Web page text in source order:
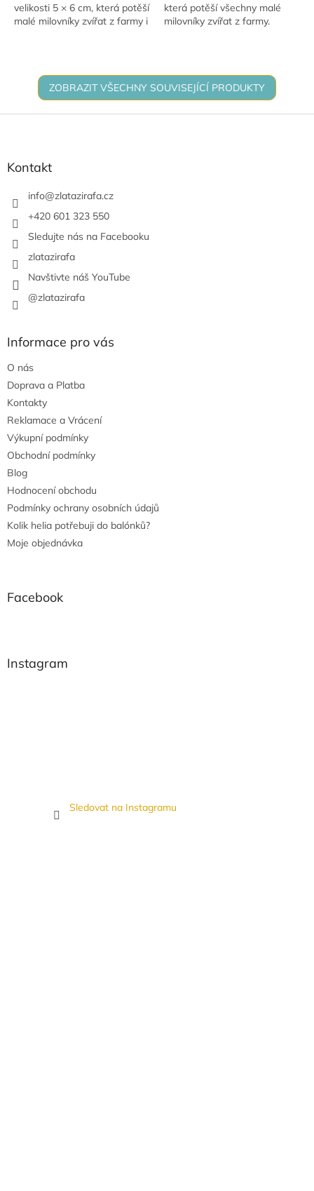
velikosti 5 × 6 cm, která potěší
malé milovníky zvířat z farmy i
která potěší všechny malé
milovníky zvířat z farmy.
ZOBRAZIT VŠECHNY SOUVISEJÍCÍ PRODUKTY
Z
Kontakt
info@zlatazirafa.cz
+420 601 323 550
Sledujte nás na Facebooku
zlatazirafa
Navštivte náš YouTube
@zlatazirafa
Informace pro vás
O nás
Doprava a Platba
Kontakty
Reklamace a Vrácení
Výkupní podmínky
Obchodní podmínky
Blog
Hodnocení obchodu
Podmínky ochrany osobních údajů
Kolik helia potřebuji do balónků?
Moje objednávka
Facebook
Instagram
Sledovat na Instagramu